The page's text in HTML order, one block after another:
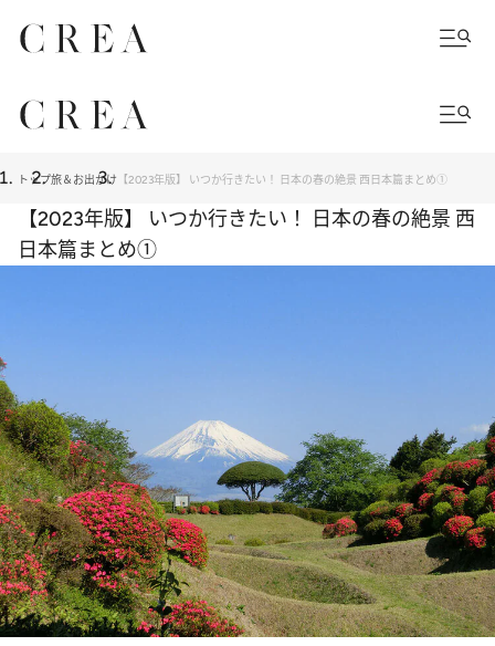
トップ旅＆お出かけ 【2023年版】 いつか行きたい！ 日本の春の絶景 西日本篇まとめ①
【2023年版】 いつか行きたい！ 日本の春の絶景 西
日本篇まとめ①